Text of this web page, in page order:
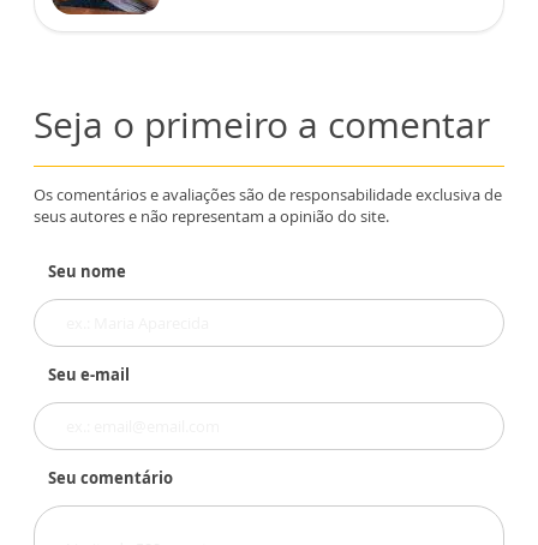
Seja o primeiro a comentar
Os comentários e avaliações são de responsabilidade exclusiva de
seus autores e não representam a opinião do site.
Seu nome
Seu e-mail
Seu comentário